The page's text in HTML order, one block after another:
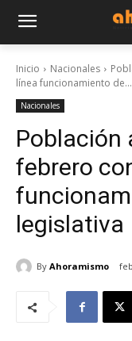
Inicio Nacionales
línea funcionamiento de...
Nacionales
Población
febrero
legislativa
By Ahoramismo